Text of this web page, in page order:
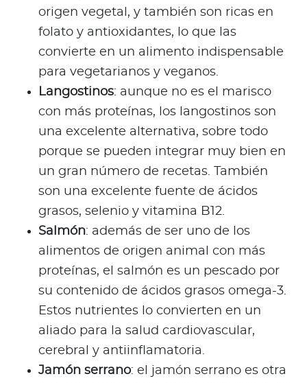
origen vegetal, y también son ricas en
folato y antioxidantes, lo que las
convierte en un alimento indispensable
para vegetarianos y veganos.
Langostinos: aunque no es el marisco
con más proteínas, los langostinos son
una excelente alternativa, sobre todo
porque se pueden integrar muy bien en
un gran número de recetas. También
son una excelente fuente de ácidos
grasos, selenio y vitamina B12.
Salmón: además de ser uno de los
alimentos de origen animal con más
proteínas, el salmón es un pescado por
su contenido de ácidos grasos omega-3.
Estos nutrientes lo convierten en un
aliado para la salud cardiovascular,
cerebral y antiinflamatoria.
Jamón serrano: el jamón serrano es otra